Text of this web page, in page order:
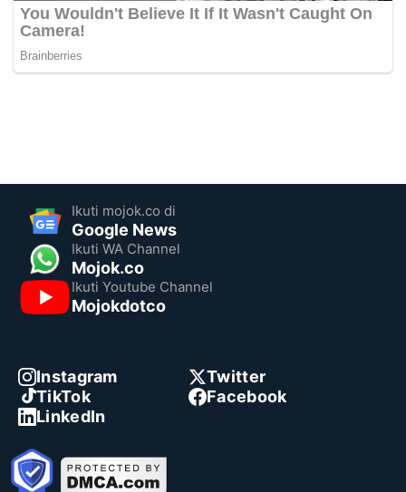
Ikuti mojok.co di
Google News
Ikuti WA Channel
Mojok.co
Ikuti Youtube Channel
Mojokdotco
Instagram
Twitter
TikTok
Facebook
LinkedIn